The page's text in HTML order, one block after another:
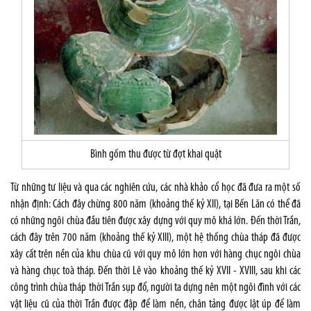
Bình gốm thu được từ đợt khai quật
Từ những tư liệu và qua các nghiên cứu, các nhà khảo cổ học đã đưa ra một số
nhận định: Cách đây chừng 800 năm (khoảng thế kỷ XII), tại Bến Lăn có thể đã
có những ngôi chùa đầu tiên được xây dựng với quy mô khá lớn. Đến thời Trần,
cách đây trên 700 năm (khoảng thế kỷ XIII), một hệ thống chùa tháp đã được
xây cất trên nền của khu chùa cũ với quy mô lớn hơn với hàng chục ngôi chùa
và hàng chục toà tháp. Đến thời Lê vào khoảng thế kỷ XVII - XVIII, sau khi các
công trình chùa tháp thời Trần sụp đổ, người ta dựng nên một ngôi đình với các
vật liệu cũ của thời Trần được đập để làm nền, chân tảng được lật úp để làm